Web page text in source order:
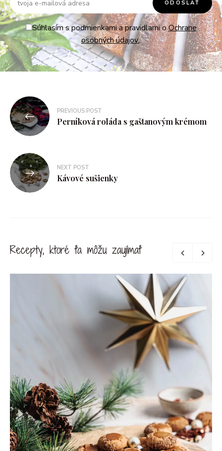
Súhlasím s podmienkami a pravidlami oOchrane
osobných údajov..
PREVIOUS POST
Perníková roláda s gaštanovým krémom
NEXT POST
Kávové sušienky
Recepty, ktoré ťa môžu zaujímať